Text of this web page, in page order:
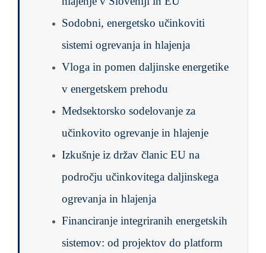
Sodobni, energetsko učinkoviti
sistemi ogrevanja in hlajenja
Vloga in pomen daljinske energetike
v energetskem prehodu
Medsektorsko sodelovanje za
učinkovito ogrevanje in hlajenje
Izkušnje iz držav članic EU na
področju učinkovitega daljinskega
ogrevanja in hlajenja
Financiranje integriranih energetskih
sistemov: od projektov do platform